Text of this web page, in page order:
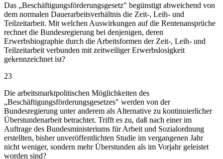
Das „Beschäftigungsförderungsgesetz" begünstigt abweichend von
dem normalen Dauerarbeitsverhältnis die Zeit-, Leih- und
Teilzeitarbeit. Mit welchen Auswirkungen auf die Rentenansprüche
rechnet die Bundesregierung bei denjenigen, deren
Erwerbsbiographie durch die Arbeitsformen der Zeit-, Leih- und
Teilzeitarbeit verbunden mit zeitweiliger Erwerbslosigkeit
gekennzeichnet ist?
23
Die arbeitsmarktpolitischen Möglichkeiten des
„Beschäftigungsförderungsgesetzes" werden von der
Bundesregierung unter anderem als Alternative zu kontinuierlicher
Überstundenarbeit betrachtet. Trifft es zu, daß nach einer im
Auftrage des Bundesministeriums für Arbeit und Sozialordnung
erstellten, bisher unveröffentlichten Studie im vergangenen Jahr
nicht weniger, sondern mehr Überstunden als im Vorjahr geleistet
worden sind?